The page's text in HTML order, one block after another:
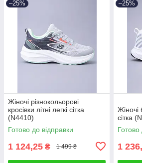
–25%
Жіночі різнокольорові
кросівки літні легкі сітка
(N4410)
Готово до відправки
1 124,25 ₴ 1 499 ₴
–25%
Жіночі
сітка
Готово
1